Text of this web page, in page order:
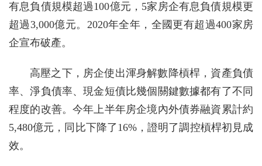
有息負債規模超過100億元，5家房企有息負債規模更
超過3,000億元。2020年全年，全國更有超過400家房
企宣布破產。
高壓之下，房企使出渾身解數降槓桿，資產負債
率、淨負債率、現金短債比幾個關鍵數據都有了不同
程度的改善。今年上半年房企境內外債券融資累計約
5,480億元，同比下降了16%，證明了調控槓桿初見成
效。